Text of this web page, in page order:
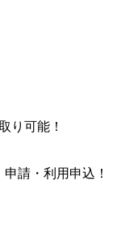
り可能！
請・利用申込！